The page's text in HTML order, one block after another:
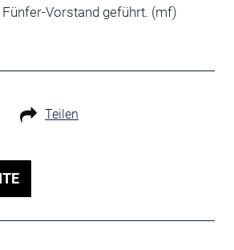
Vorstand geführt. (mf)
Teilen